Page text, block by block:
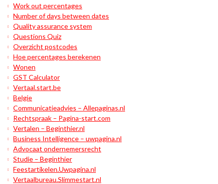
Work out percentages
Number of days between dates
Quality assurance system
Questions Quiz
Overzicht postcodes
Hoe percentages berekenen
Wonen
GST Calculator
Vertaal.start.be
Belgie
Communicatieadvies – Allepaginas.nl
Rechtspraak – Pagina-start.com
Vertalen – Beginthier.nl
Business Intelligence – uwpagina.nl
Advocaat ondernemersrecht
Studie – Beginthier
Feestartikelen.Uwpagina.nl
Vertaalbureau.Slimmestart.nl